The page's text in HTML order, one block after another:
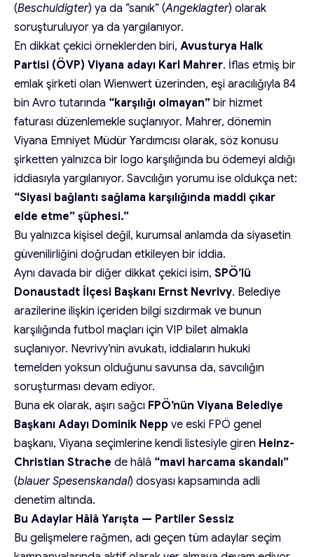
(Beschuldigter) ya da “sanık” (Angeklagter) olarak
soruşturuluyor ya da yargılanıyor.
En dikkat çekici örneklerden biri, Avusturya Halk
Partisi (ÖVP) Viyana adayı Karl Mahrer. İflas etmiş bir
emlak şirketi olan Wienwert üzerinden, eşi aracılığıyla 84
bin Avro tutarında “karşılığı olmayan” bir hizmet
faturası düzenlemekle suçlanıyor. Mahrer, dönemin
Viyana Emniyet Müdür Yardımcısı olarak, söz konusu
şirketten yalnızca bir logo karşılığında bu ödemeyi aldığı
iddiasıyla yargılanıyor. Savcılığın yorumu ise oldukça net:
“Siyasi bağlantı sağlama karşılığında maddi çıkar
elde etme” şüphesi.”
Bu yalnızca kişisel değil, kurumsal anlamda da siyasetin
güvenilirliğini doğrudan etkileyen bir iddia.
Aynı davada bir diğer dikkat çekici isim, SPÖ’lü
Donaustadt İlçesi Başkanı Ernst Nevrivy. Belediye
arazilerine ilişkin içeriden bilgi sızdırmak ve bunun
karşılığında futbol maçları için VIP bilet almakla
suçlanıyor. Nevrivy’nin avukatı, iddiaların hukuki
temelden yoksun olduğunu savunsa da, savcılığın
soruşturması devam ediyor.
Buna ek olarak, aşırı sağcı FPÖ’nün Viyana Belediye
Başkanı Adayı Dominik Nepp ve eski FPÖ genel
başkanı, Viyana seçimlerine kendi listesiyle giren Heinz-
Christian Strache de hâlâ “mavi harcama skandalı”
(blauer Spesenskandal) dosyası kapsamında adli
denetim altında.
Bu Adaylar Hâlâ Yarışta — Partiler Sessiz
Bu gelişmelere rağmen, adı geçen tüm adaylar seçim